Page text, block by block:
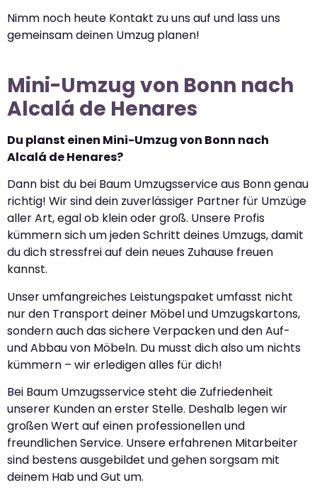
Nimm noch heute Kontakt zu uns auf und lass uns
gemeinsam deinen Umzug planen!
Mini-Umzug von Bonn nach
Alcalá de Henares
Du planst einen Mini-Umzug von Bonn nach
Alcalá de Henares?
Dann bist du bei Baum Umzugsservice aus Bonn genau
richtig! Wir sind dein zuverlässiger Partner für Umzüge
aller Art, egal ob klein oder groß. Unsere Profis
kümmern sich um jeden Schritt deines Umzugs, damit
du dich stressfrei auf dein neues Zuhause freuen
kannst.
Unser umfangreiches Leistungspaket umfasst nicht
nur den Transport deiner Möbel und Umzugskartons,
sondern auch das sichere Verpacken und den Auf-
und Abbau von Möbeln. Du musst dich also um nichts
kümmern – wir erledigen alles für dich!
Bei Baum Umzugsservice steht die Zufriedenheit
unserer Kunden an erster Stelle. Deshalb legen wir
großen Wert auf einen professionellen und
freundlichen Service. Unsere erfahrenen Mitarbeiter
sind bestens ausgebildet und gehen sorgsam mit
deinem Hab und Gut um.